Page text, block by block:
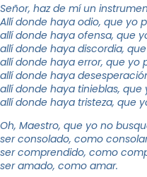
Señor, haz de mí un
Allí donde haya odio, que yo
allí donde haya ofensa, que
allí donde haya discordia,
allí donde haya error, que yo
allí donde haya
allí donde haya tinieblas, que
allí donde haya tristeza, que
Oh, Maestro, que yo no
ser consolado, como
ser comprendido, como
ser amado, como amar.